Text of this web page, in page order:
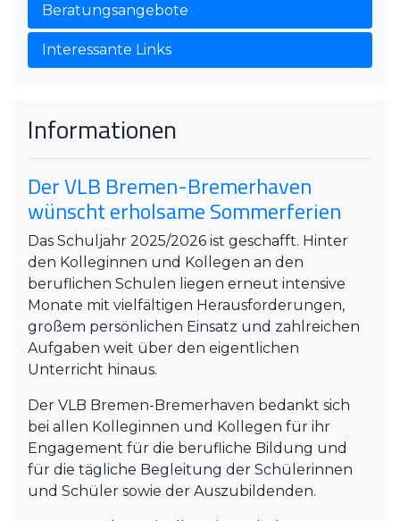
Beratungsangebote
Interessante Links
Informationen
Der VLB Bremen-Bremerhaven
wünscht erholsame Sommerferien
Das Schuljahr 2025/2026 ist geschafft. Hinter
den Kolleginnen und Kollegen an den
beruflichen Schulen liegen erneut intensive
Monate mit vielfältigen Herausforderungen,
großem persönlichen Einsatz und zahlreichen
Aufgaben weit über den eigentlichen
Unterricht hinaus.
Der VLB Bremen-Bremerhaven bedankt sich
bei allen Kolleginnen und Kollegen für ihr
Engagement für die berufliche Bildung und
für die tägliche Begleitung der Schülerinnen
und Schüler sowie der Auszubildenden.